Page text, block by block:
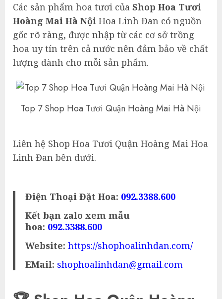
Các sản phẩm hoa tươi của Shop Hoa Tươi
Hoàng Mai Hà Nội Hoa Linh Đan có nguồn
gốc rõ ràng, được nhập từ các cơ sở trồng
hoa uy tín trên cả nước nên đảm bảo về chất
lượng dành cho mỗi sản phẩm.
Top 7 Shop Hoa Tươi Quận Hoàng Mai Hà Nội
Liên hệ Shop Hoa Tươi Quận Hoàng Mai Hoa
Linh Đan bên dưới.
Điện Thoại Đặt Hoa: 092.3388.600
Kết bạn zalo xem mẫu
hoa: 092.3388.600
Website: https://shophoalinhdan.com/
EMail: shophoalinhdan@gmail.com